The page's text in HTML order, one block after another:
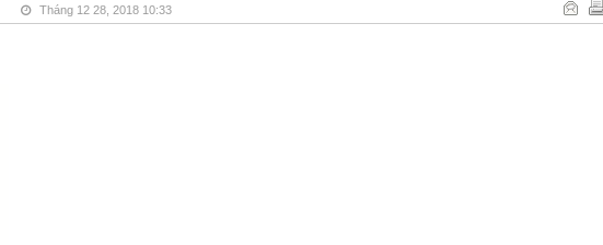
Tháng 12 28, 2018 10:33